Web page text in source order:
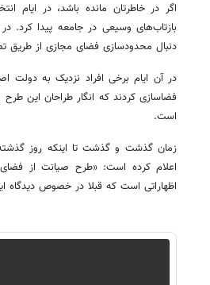
اگر در خاطرتان مانده باشد، در ایام
دنبال محدودسازی فضای مجازی از
در آن ایام برخی افراد نزدیک به دولت
فضاسازی کردند که انگار طراحان این
است.
زمان گذشت و گذشت تا اینکه روز
اعلام کرده است: «طرح صیانت از
اظهاراتی است که قبلا در خصوص